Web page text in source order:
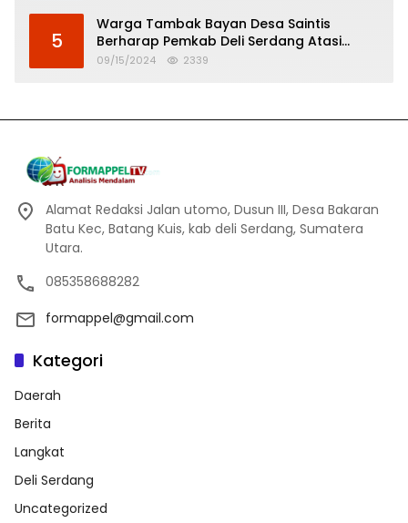
5
Warga Tambak Bayan Desa Saintis
Berharap Pemkab Deli Serdang Atasi
Banjir
09/15/2024 2339
Alamat Redaksi Jalan utomo, Dusun III, Desa Bakaran
Batu Kec, Batang Kuis, kab deli Serdang, Sumatera
Utara.
085358688282
formappel@gmail.com
Kategori
Daerah
Berita
Langkat
Deli Serdang
Uncategorized